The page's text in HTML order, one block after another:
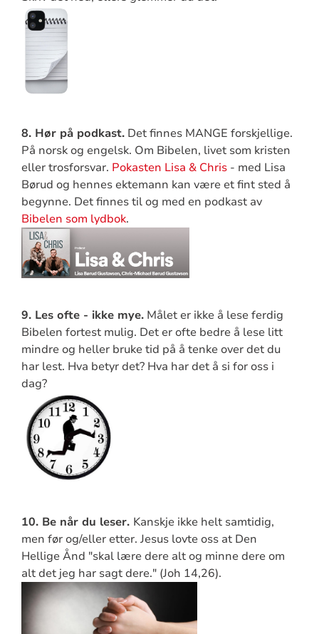
8. Hør på podkast.Det finnes MANGE forskjellige.
På norsk og engelsk. Om Bibelen, livet som kristen
eller trosforsvar. Pokasten Lisa & Chris- med Lisa
Børud og hennes ektemann kan være et fint sted å
begynne. Det finnes til og med en podkast av
Bibelen som lydbok.
9. Les ofte - ikke mye.Målet er ikke å lese ferdig
Bibelen fortest mulig. Det er ofte bedre å lese litt
mindre og heller bruke tid på å tenke over det du
har lest. Hva betyr det? Hva har det å si for oss i
dag?
10. Be når du leser. Kanskje ikke helt samtidig,
men før og/eller etter. Jesus lovte oss at Den
Hellige Ånd "skal lære dere alt og minne dere om
alt det jeg har sagt dere." (Joh 14,26).